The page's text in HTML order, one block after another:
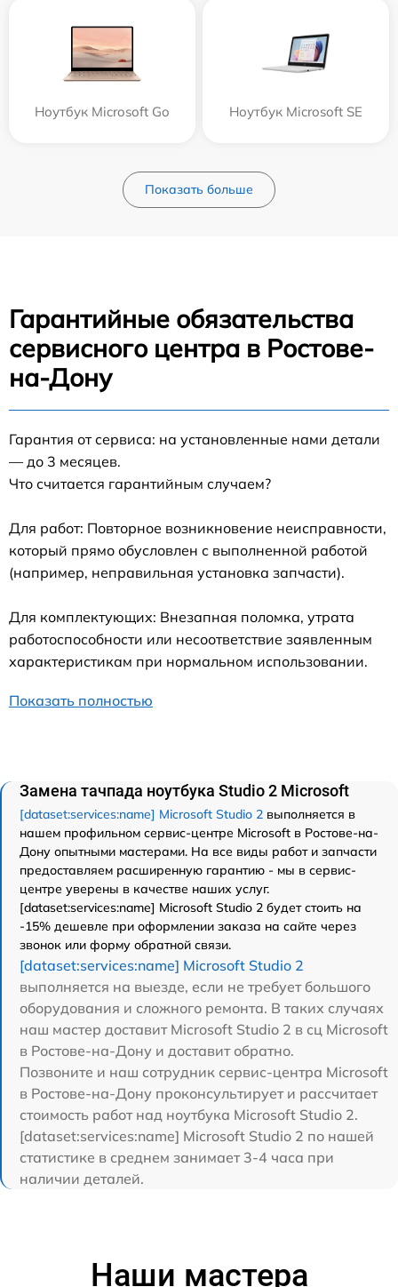
Ноутбук Microsoft Go Ноутбук Microsoft SE
Показать больше
Гарантийные обязательства
сервисного центра в Ростове-
на-Дону
Гарантия от сервиса: на установленные нами детали
— до 3 месяцев.
Что считается гарантийным случаем?
Для работ: Повторное возникновение неисправности,
который прямо обусловлен с выполненной работой
(например, неправильная установка запчасти).
Для комплектующих: Внезапная поломка, утрата
работоспособности или несоответствие заявленным
характеристикам при нормальном использовании.
Показать полностью
Замена тачпада ноутбука Studio 2 Microsoft
[dataset:services:name] Microsoft Studio 2 выполняется в
нашем профильном сервис-центре Microsoft в Ростове-на-
Дону опытными мастерами. На все виды работ и запчасти
предоставляем расширенную гарантию - мы в сервис-
центре уверены в качестве наших услуг.
[dataset:services:name] Microsoft Studio 2 будет стоить на
-15% дешевле при оформлении заказа на сайте через
звонок или форму обратной связи.
[dataset:services:name] Microsoft Studio 2
выполняется на выезде, если не требует большого
оборудования и сложного ремонта. В таких случаях
наш мастер доставит Microsoft Studio 2 в сц Microsoft
в Ростове-на-Дону и доставит обратно.
Позвоните и наш сотрудник сервис-центра Microsoft
в Ростове-на-Дону проконсультирует и рассчитает
стоимость работ над ноутбука Microsoft Studio 2.
[dataset:services:name] Microsoft Studio 2 по нашей
статистике в среднем занимает 3-4 часа при
наличии деталей.
Наши мастера